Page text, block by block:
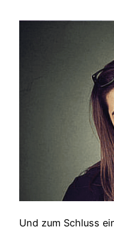
Und zum Schluss